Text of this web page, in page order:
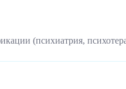
(психиатрия,